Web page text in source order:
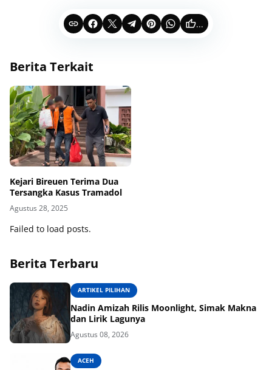
...
Berita Terkait
Kejari Bireuen Terima Dua
Tersangka Kasus Tramadol
Agustus 28, 2025
Failed to load posts.
Berita Terbaru
ARTIKEL PILIHAN
Nadin Amizah Rilis Moonlight, Simak Makna
dan Lirik Lagunya
Agustus 08, 2026
ACEH